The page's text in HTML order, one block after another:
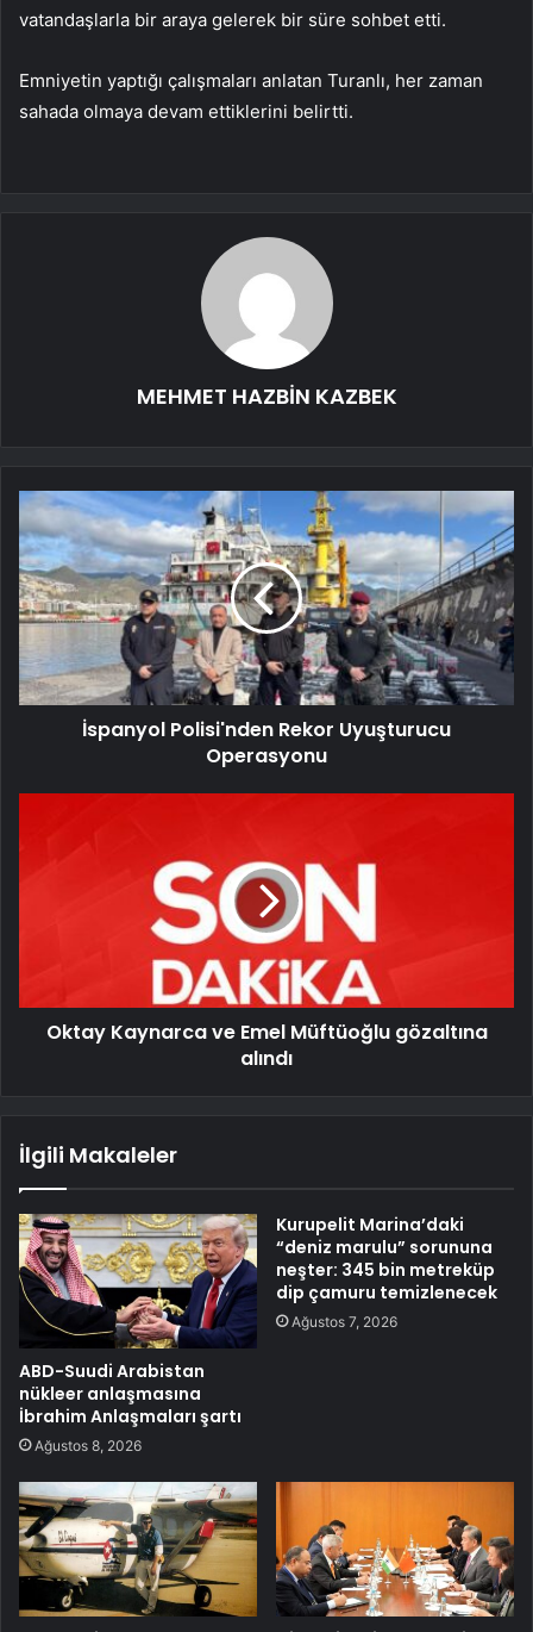
vatandaşlarla bir araya gelerek bir süre sohbet etti.
Emniyetin yaptığı çalışmaları anlatan Turanlı, her zaman
sahada olmaya devam ettiklerini belirtti.
MEHMET HAZBİN KAZBEK
İspanyol Polisi'nden Rekor Uyuşturucu
Operasyonu
Oktay Kaynarca ve Emel Müftüoğlu gözaltına
alındı
İlgili Makaleler
ABD-Suudi Arabistan
nükleer anlaşmasına
İbrahim Anlaşmaları şartı
Ağustos 8, 2026
Kurupelit Marina’daki
“deniz marulu” sorununa
neşter: 345 bin metreküp
dip çamuru temizlenecek
Ağustos 7, 2026